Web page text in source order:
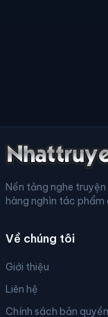
Nền tảng nghe
hàng nghìn tác phẩm
Về chúng tôi
Giới thiệu
Liên hệ
Chính sách bản quyền